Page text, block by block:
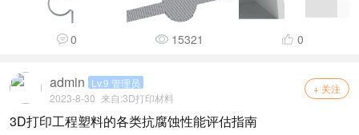
0 15321 0
admin Lv.9 管理员
2023-8-30 来自:3D打印材料
+ 关注
3D打印工程塑料的各类抗腐蚀性能评估指南